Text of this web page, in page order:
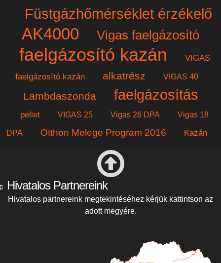
Füstgázhőmérséklet érzékelő
AK4000 Vigas faelgázosító
faelgázosító kazán
VIGAS
faelgázosító kazán
alkatrész VIGAS 40
Lambdaszonda faelgázosítás
pellet VIGAS 25 Vigas 26 DPA Vigas 18
DPA Otthon Melege Program 2016 Kazán
Hivatalos Partnereink
Hivatalos partnereink megtekintéséhez kérjük kattintson az
adott megyére.